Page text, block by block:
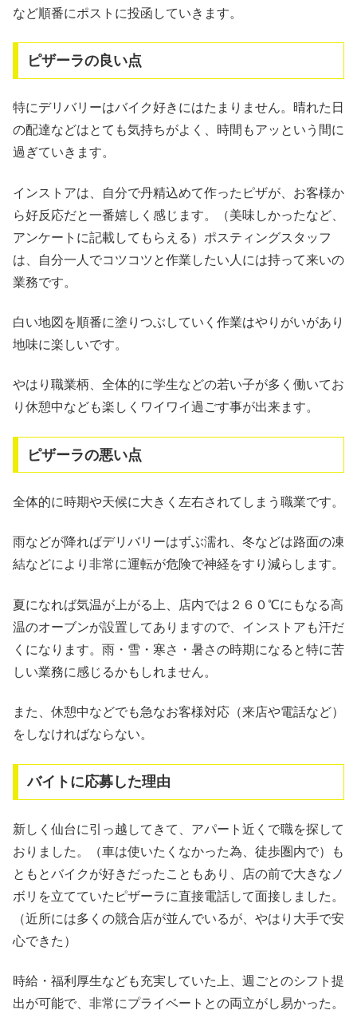
など順番にポストに投函していきます。
ピザーラの良い点
特にデリバリーはバイク好きにはたまりません。晴れた日
の配達などはとても気持ちがよく、時間もアッという間に
過ぎていきます。
インストアは、自分で丹精込めて作ったピザが、お客様か
ら好反応だと一番嬉しく感じます。（美味しかったなど、
アンケートに記載してもらえる）ポスティングスタッフ
は、自分一人でコツコツと作業したい人には持って来いの
業務です。
白い地図を順番に塗りつぶしていく作業はやりがいがあり
地味に楽しいです。
やはり職業柄、全体的に学生などの若い子が多く働いてお
り休憩中なども楽しくワイワイ過ごす事が出来ます。
ピザーラの悪い点
全体的に時期や天候に大きく左右されてしまう職業です。
雨などが降ればデリバリーはずぶ濡れ、冬などは路面の凍
結などにより非常に運転が危険で神経をすり減らします。
夏になれば気温が上がる上、店内では２６０℃にもなる高
温のオーブンが設置してありますので、インストアも汗だ
くになります。雨・雪・寒さ・暑さの時期になると特に苦
しい業務に感じるかもしれません。
また、休憩中などでも急なお客様対応（来店や電話など）
をしなければならない。
バイトに応募した理由
新しく仙台に引っ越してきて、アパート近くで職を探して
おりました。（車は使いたくなかった為、徒歩圏内で）も
ともとバイクが好きだったこともあり、店の前で大きなノ
ボリを立てていたピザーラに直接電話して面接しました。
（近所には多くの競合店が並んでいるが、やはり大手で安
心できた）
時給・福利厚生なども充実していた上、週ごとのシフト提
出が可能で、非常にプライベートとの両立がし易かった。